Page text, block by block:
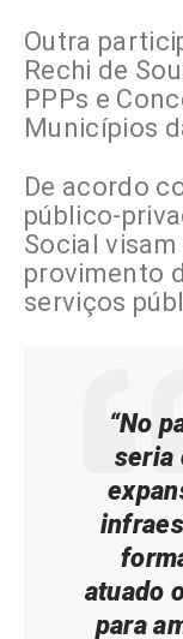
Outra
Rechi de
PPPs e
Municípios
De acordo
público-
Social
provimento
serviços
“No
seria
atuado
para